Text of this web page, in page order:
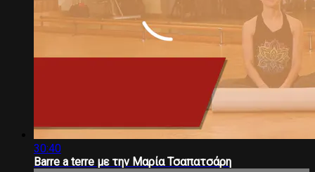
30:40
Barre a terre με την Μαρία Τσαπατσάρη